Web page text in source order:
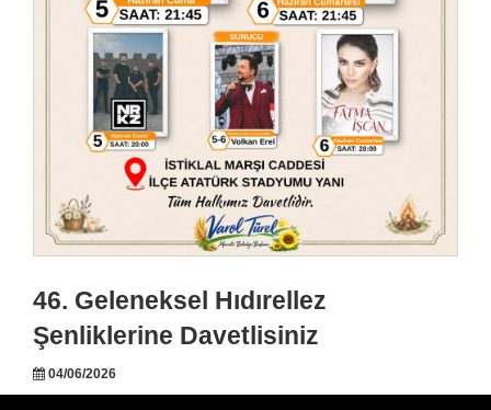
46. Geleneksel Hıdırellez
Şenliklerine Davetlisiniz
04/06/2026